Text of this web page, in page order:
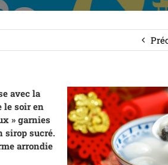
avec la
le soir en
» garnies
sirop sucré.
arrondie